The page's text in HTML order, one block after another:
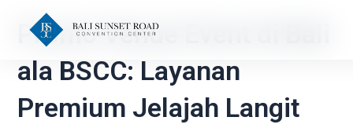
contentPromo Venue Event di Bali
ala BSCC: Layanan
Premium Jelajah Langit